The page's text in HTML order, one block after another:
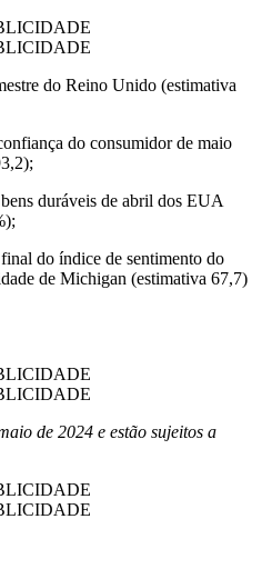
do Reino Unido (estimativa
do consumidor de maio
duráveis de abril dos EUA
do índice de sentimento do
de Michigan (estimativa 67,7)
de 2024 e estão sujeitos a